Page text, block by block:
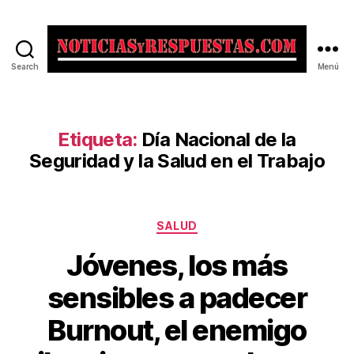
Search Menú
Etiqueta: Día Nacional de la
Seguridad y la Salud en el Trabajo
Categorías
SALUD
Jóvenes, los más
sensibles a padecer
Burnout, el enemigo